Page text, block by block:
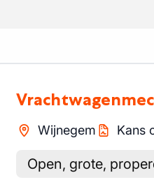
Wijnegem Kans
Open, grote,